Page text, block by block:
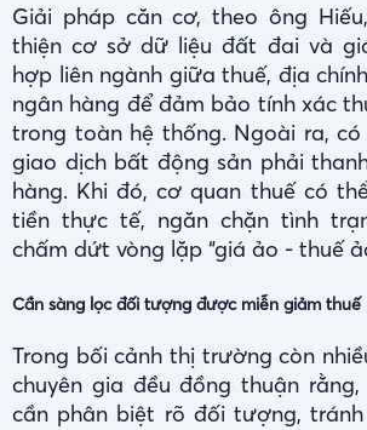
Giải pháp căn cơ, theo ông
thiện cơ sở dữ liệu đất đai và
hợp liên ngành giữa thuế, địa
ngân hàng để đảm bảo tính xác
trong toàn hệ thống. Ngoài ra,
giao dịch bất động sản phải
hàng. Khi đó, cơ quan thuế có
tiền thực tế, ngăn chặn tình
chấm dứt vòng lặp “giá ảo - thuế
Cần sàng lọc đối tượng được miễn giảm thuế
Trong bối cảnh thị trường còn
chuyên gia đều đồng thuận rằng,
cần phân biệt rõ đối tượng,